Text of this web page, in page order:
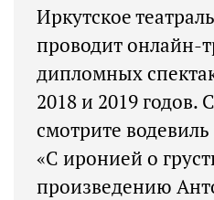
Иркутское
проводит онлайн-
дипломных
2018 и 2019 годов.
смотрите
«С иронией о
произведению